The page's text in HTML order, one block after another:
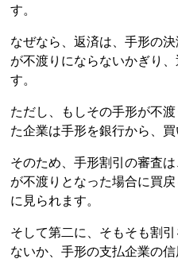
す。
なぜなら、返済は、手形の
が不渡りにならないかぎり
す。
ただし、もしその手形が不
た企業は手形を銀行から、
そのため、手形割引の審査
が不渡りとなった場合に買
に見られます。
そして第二に、そもそも割
ないか、手形の支払企業の信